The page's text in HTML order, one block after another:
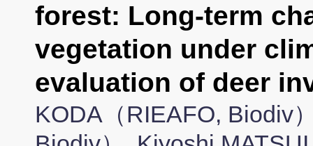
forest: Long-term
vegetation under
evaluation of deer
KODA（RIEAFO, Biodiv